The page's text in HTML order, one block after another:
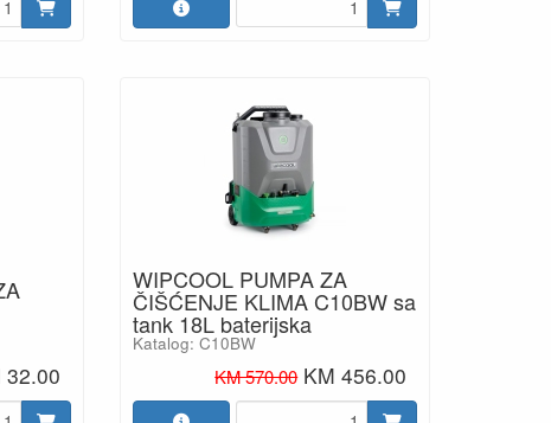
32.00
WIPCOOL PUMPA ZA
ČIŠĆENJE KLIMA C10BW sa
tank 18L baterijska
Katalog: C10BW
KM 570.00 KM 456.00